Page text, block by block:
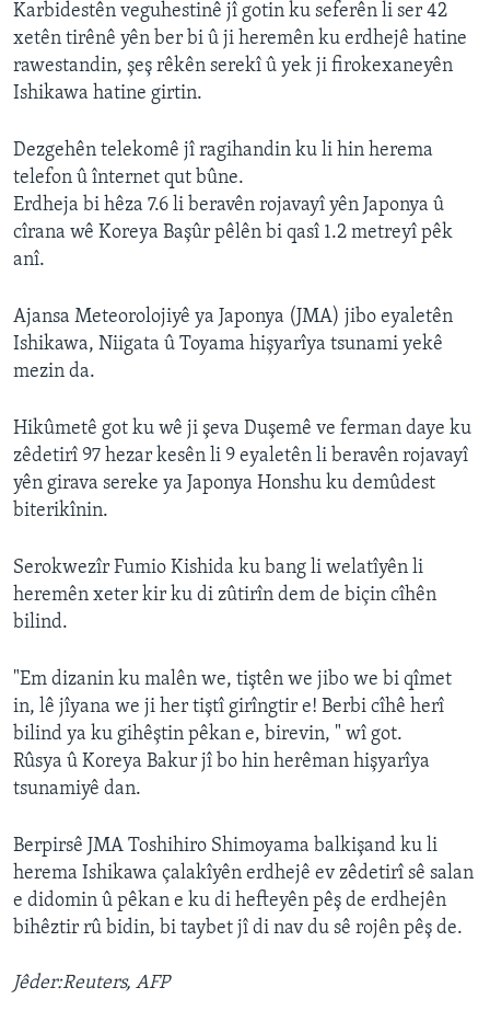
Karbidestên veguhestinê jî gotin ku seferên li ser 42
xetên tirênê yên ber bi û ji heremên ku erdhejê hatine
rawestandin, şeş rêkên serekî û yek ji firokexaneyên
Ishikawa hatine girtin.
Dezgehên telekomê jî ragihandin ku li hin herema
telefon û înternet qut bûne.
Erdheja bi hêza 7.6 li beravên rojavayî yên Japonya û
cîrana wê Koreya Başûr pêlên bi qasî 1.2 metreyî pêk
anî.
Ajansa Meteorolojiyê ya Japonya (JMA) jibo eyaletên
Ishikawa, Niigata û Toyama hişyarîya tsunami yekê
mezin da.
Hikûmetê got ku wê ji şeva Duşemê ve ferman daye ku
zêdetirî 97 hezar kesên li 9 eyaletên li beravên rojavayî
yên girava sereke ya Japonya Honshu ku demûdest
biterikînin.
Serokwezîr Fumio Kishida ku bang li welatîyên li
heremên xeter kir ku di zûtirîn dem de biçin cîhên
bilind.
"Em dizanin ku malên we, tiştên we jibo we bi qîmet
in, lê jîyana we ji her tiştî girîngtir e! Berbi cîhê herî
bilind ya ku gihêştin pêkan e, birevin, " wî got.
Rûsya û Koreya Bakur jî bo hin herêman hişyarîya
tsunamiyê dan.
Berpirsê JMA Toshihiro Shimoyama balkişand ku li
herema Ishikawa çalakîyên erdhejê ev zêdetirî sê salan
e didomin û pêkan e ku di hefteyên pêş de erdhejên
bihêztir rû bidin, bi taybet jî di nav du sê rojên pêş de.
Jêder:Reuters, AFP